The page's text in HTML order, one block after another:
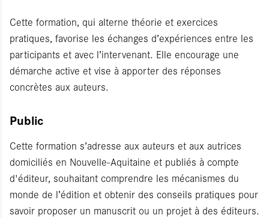
Cette formation, qui alterne théorie et exercices
pratiques, favorise les échanges d’expériences entre les
participants et avec l’intervenant. Elle encourage une
démarche active et vise à apporter des réponses
concrètes aux auteurs.
Public
Cette formation s’adresse aux auteurs et aux autrices
domiciliés en Nouvelle-Aquitaine et publiés à compte
d'éditeur, souhaitant comprendre les mécanismes du
monde de l’édition et obtenir des conseils pratiques pour
savoir proposer un manuscrit ou un projet à des éditeurs.